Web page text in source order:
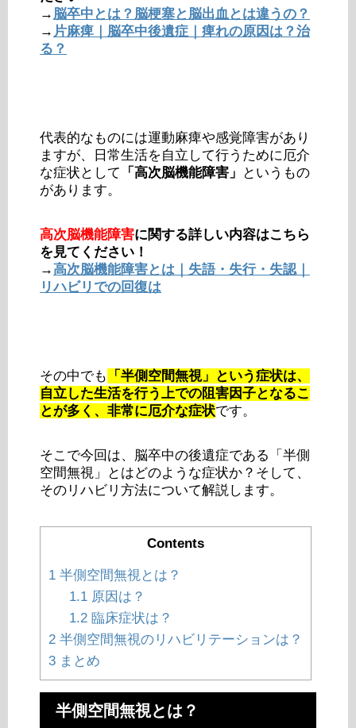
→ 脳卒中とは？脳梗塞と脳出血とは違うの？
→ 片麻痺｜脳卒中後遺症｜痺れの原因は？治
る？
代表的なものには運動麻痺や感覚障害があり
ますが、日常生活を自立して行うために厄介
な症状として
「高次脳機能障害」
というもの
があります。
高次脳機能障害に関する詳しい内容はこちら
を見てください！
→高次脳機能障害とは｜失語・失行・失認｜
リハビリでの回復は
その中でも
「半側空間無視」という症状は、
自立した生活を行う上での阻害因子となるこ
とが多く、非常に厄介な症状です。
そこで今回は、脳卒中の後遺症である「半側
空間無視」とはどのような症状か？そして、
そのリハビリ方法について解説します。
Contents
1 半側空間無視とは？
1.1原因は？
1.2臨床症状は？
2 半側空間無視のリハビリテーションは？
3 まとめ
半側空間無視とは？